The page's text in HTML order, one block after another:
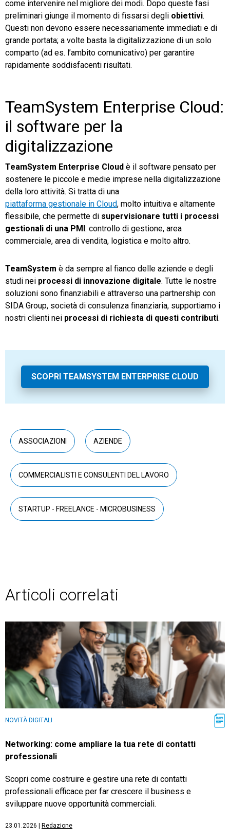
come intervenire nel migliore dei modi. Dopo queste fasi
preliminari giunge il momento di fissarsi degli obiettivi.
Questi non devono essere necessariamente immediati e di
grande portata; a volte basta la digitalizzazione di un solo
comparto (ad es. l’ambito comunicativo) per garantire
rapidamente soddisfacenti risultati.
TeamSystem Enterprise Cloud:
il software per la
digitalizzazione
TeamSystem Enterprise Cloud è il software pensato per
sostenere le piccole e medie imprese nella digitalizzazione
della loro attività. Si tratta di una
piattaforma gestionale in Cloud, molto intuitiva e altamente
flessibile, che permette di supervisionare tutti i processi
gestionali di una PMI: controllo di gestione, area
commerciale, area di vendita, logistica e molto altro.
TeamSystem è da sempre al fianco delle aziende e degli
studi nei processi di innovazione digitale. Tutte le nostre
soluzioni sono finanziabili e attraverso una partnership con
SIDA Group, società di consulenza finanziaria, supportiamo i
nostri clienti nei processi di richiesta di questi contributi.
SCOPRI TEAMSYSTEM ENTERPRISE CLOUD
ASSOCIAZIONI AZIENDE
COMMERCIALISTI E CONSULENTI DEL LAVORO
STARTUP - FREELANCE - MICROBUSINESS
Articoli correlati
NOVITÀ DIGITALI
Networking: come ampliare la tua rete di contatti
professionali
Scopri come costruire e gestire una rete di contatti
professionali efficace per far crescere il business e
sviluppare nuove opportunità commerciali.
23.01.2026 Redazione